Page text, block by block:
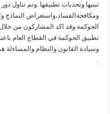
تبنيها وتحديات تطبيقها .وتم تناول
ومكافحةالفساد،واستعراض النماذج
الحوكمة.وقد اكد المشاركون من
تطبيق الحوكمة في القطاع العام
وسيادة القانون والنظام
.